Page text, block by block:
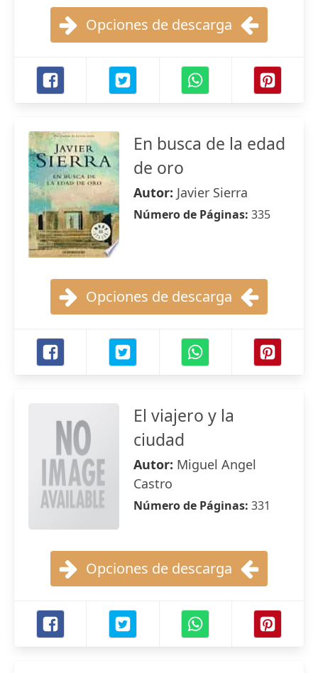
Opciones de descarga
En busca de la edad
de oro
Autor: Javier Sierra
Número de Páginas: 335
Opciones de descarga
El viajero y la
ciudad
Autor: Miguel Angel
Castro
Número de Páginas: 331
Opciones de descarga